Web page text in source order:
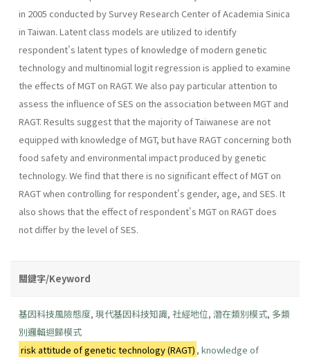
in 2005 conducted by Survey Research Center of Academia Sinica
in Taiwan. Latent class models are utilized to identify
respondent's latent types of knowledge of modern genetic
technology and multinomial logit regression is applied to examine
the effects of MGT on RAGT. We also pay particular attention to
assess the influence of SES on the association between MGT and
RAGT. Results suggest that the majority of Taiwanese are not
equipped with knowledge of MGT, but have RAGT concerning both
food safety and environmental impact produced by genetic
technology. We find that there is no significant effect of MGT on
RAGT when controlling for respondent's gender, age, and SES. It
also shows that the effect of respondent's MGT on RAGT does
not differ by the level of SES.
關鍵字/Keyword
基因科技風險態度, 現代基因科技知識, 社經地位, 潛在類別模式, 多類
別邏輯迴歸模式
risk attitude of genetic technology (RAGT) ,knowledge of